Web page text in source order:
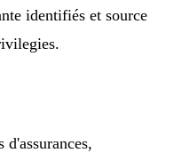
identifiés et source